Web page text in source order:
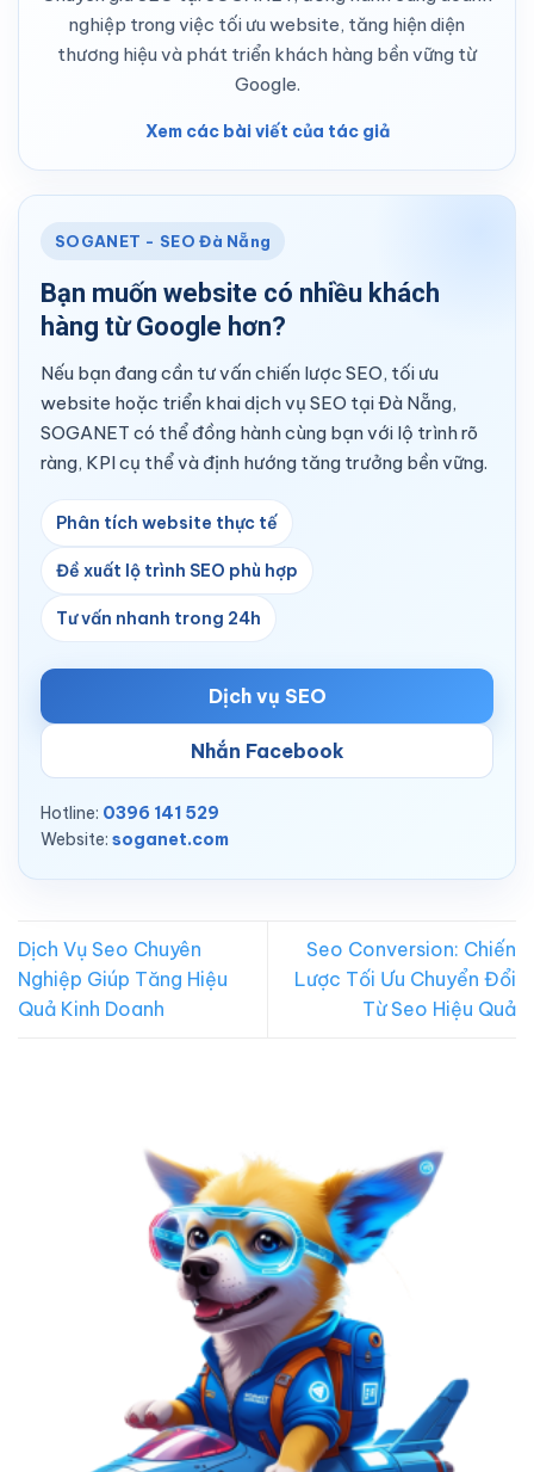
nghiệp trong việc tối ưu website, tăng hiện diện
thương hiệu và phát triển khách hàng bền vững từ
Google.
Xem các bài viết của tác giả
SOGANET - SEO Đà Nẵng
Bạn muốn website có nhiều khách
hàng từ Google hơn?
Nếu bạn đang cần tư vấn chiến lược SEO, tối ưu
website hoặc triển khai dịch vụ SEO tại Đà Nẵng,
SOGANET có thể đồng hành cùng bạn với lộ trình rõ
ràng, KPI cụ thể và định hướng tăng trưởng bền vững.
Phân tích website thực tế
Đề xuất lộ trình SEO phù hợp
Tư vấn nhanh trong 24h
Dịch vụ SEO
Nhắn Facebook
Hotline: 0396 141 529
Website: soganet.com
Dịch Vụ Seo Chuyên
Nghiệp Giúp Tăng Hiệu
Quả Kinh Doanh
Seo Conversion: Chiến
Lược Tối Ưu Chuyển Đổi
Từ Seo Hiệu Quả